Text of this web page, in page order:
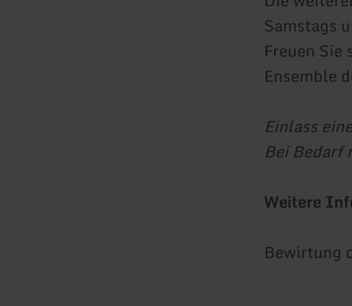
Samstags
Freuen
Ensemble
Einlass
Bei Bedarf
Weitere
Bewirtung